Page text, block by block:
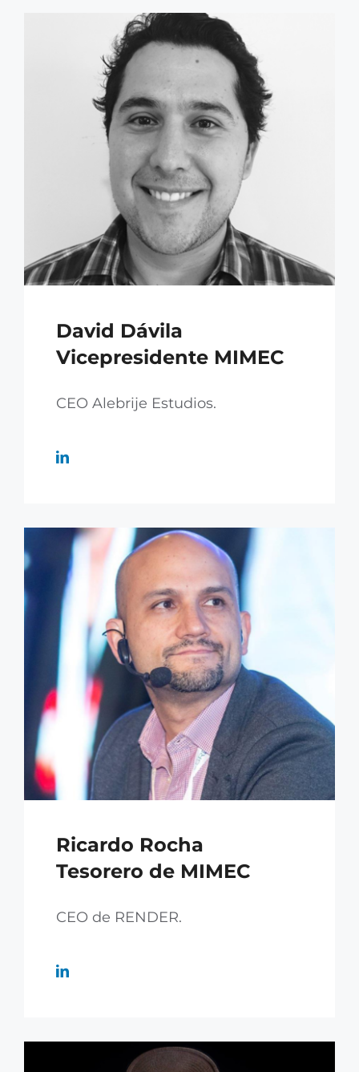
David Dávila
Vicepresidente MIMEC
CEO Alebrije Estudios.
Ricardo Rocha
Tesorero de MIMEC
CEO de RENDER.